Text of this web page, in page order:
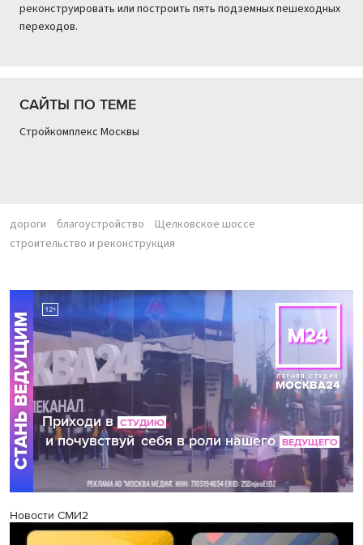
реконструировать или построить пять подземных пешеходных
переходов.
САЙТЫ ПО ТЕМЕ
Стройкомплекс Москвы
дороги благоустройство
Щелковское шоссе
строительство и реконструкция
Новости СМИ2